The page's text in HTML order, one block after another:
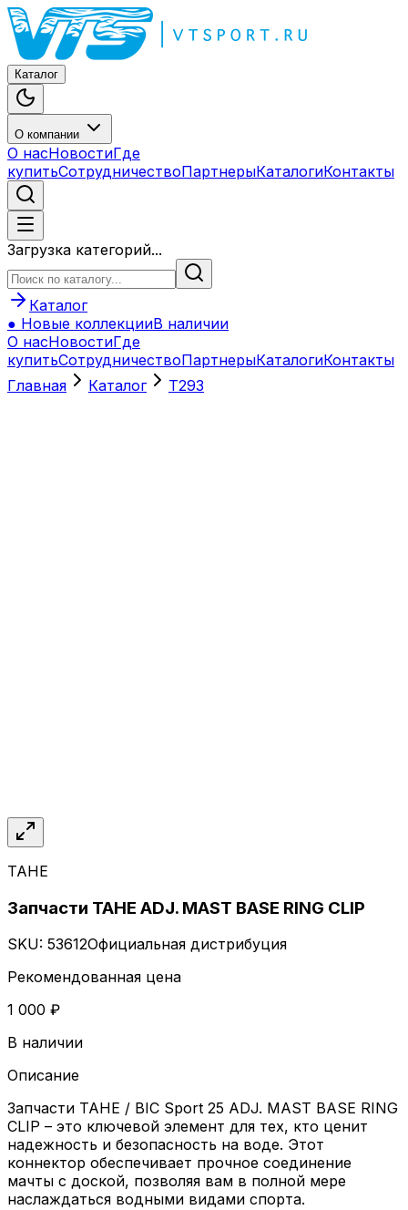
Каталог
О компании
О насНовостиГде
купитьСотрудничествоПартнерыКаталогиКонтакты
Загрузка категорий...
Каталог
● Новые коллекцииВ наличии
О насНовостиГде
купитьСотрудничествоПартнерыКаталогиКонтакты
Главная
Каталог T293
TAHE
Запчасти TAHE ADJ. MAST BASE RING CLIP
SKU: 53612Официальная дистрибуция
Рекомендованная цена
1 000 ₽
В наличии
Описание
Запчасти TAHE / BIC Sport 25 ADJ. MAST BASE RING
CLIP – это ключевой элемент для тех, кто ценит
надежность и безопасность на воде. Этот
коннектор обеспечивает прочное соединение
мачты с доской, позволяя вам в полной мере
наслаждаться водными видами спорта.